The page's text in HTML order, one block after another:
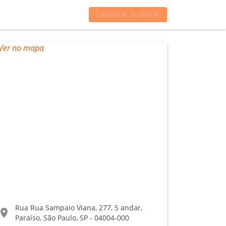
Cadastrar ou entrar
Rua Rua Sampaio Viana, 277, 5 andar,
Paraíso, São Paulo, SP - 04004-000